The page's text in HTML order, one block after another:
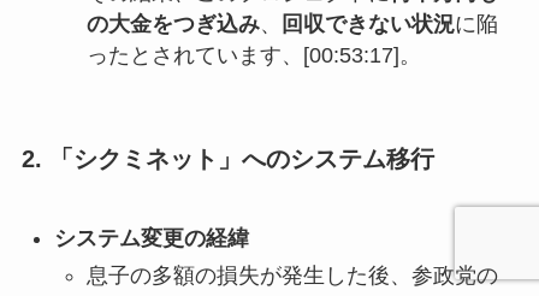
の大金をつぎ込み、 回収できない状況に陥
ったとされています、[00:53:17]。
2. 「シクミネット」へのシステム移行
システム変更の経緯
息子の多額の損失が発生した後、参政党の